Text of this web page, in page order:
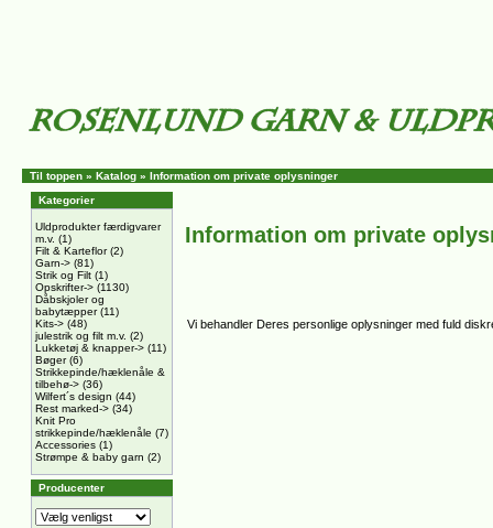
Til toppen » Katalog » Information om private oplysninger
Kategorier
Uldprodukter færdigvarer
m.v. (1)
Filt & Karteflor(2)
Garn-> (81)
Strik og Filt (1)
Opskrifter-> (1130)
Dåbskjoler og
babytæpper(11)
Kits-> (48)
julestrik og filt m.v. (2)
Lukketøj & knapper-> (11)
Bøger(6)
Strikkepinde/hæklenåle &
tilbehø-> (36)
Wilfert´s design (44)
Rest marked-> (34)
Knit Pro
strikkepinde/hæklenåle (7)
Accessories (1)
Strømpe & baby garn (2)
Producenter
Information om private
Vi behandler Deres personlige oplysninger med fuld